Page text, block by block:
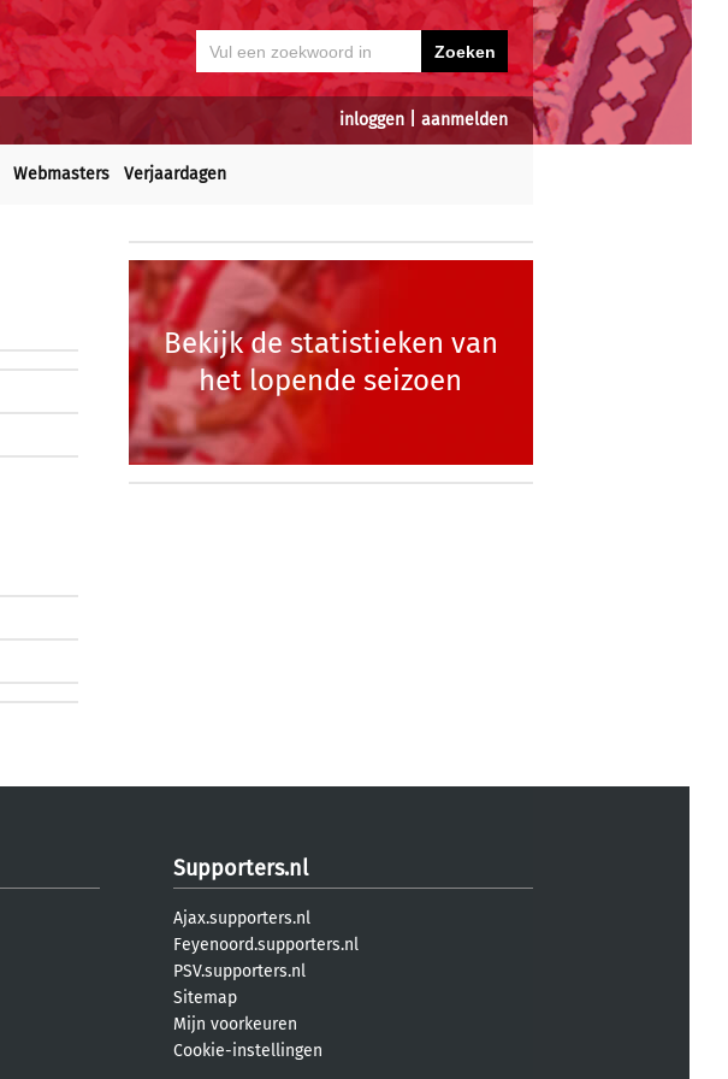
inloggen aanmelden
Webmasters Verjaardagen
Bekijk de statistieken van
het lopende seizoen
Supporters.nl
Ajax.supporters.nl
Feyenoord.supporters.nl
PSV.supporters.nl
Sitemap
Mijn voorkeuren
Cookie-instellingen